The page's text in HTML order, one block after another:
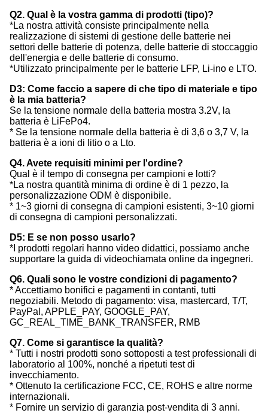
Q2. Qual è la vostra gamma di prodotti (tipo)?
*La nostra attività consiste principalmente nella
realizzazione di sistemi di gestione delle batterie nei
settori delle batterie di potenza, delle batterie di stoccaggio
dell'energia e delle batterie di consumo.
*Utilizzato principalmente per le batterie LFP, Li-ino e LTO.
D3: Come faccio a sapere di che tipo di materiale e tipo
è la mia batteria?
Se la tensione normale della batteria mostra 3.2V, la
batteria è LiFePo4.
* Se la tensione normale della batteria è di 3,6 o 3,7 V, la
batteria è a ioni di litio o a Lto.
Q4. Avete requisiti minimi per l'ordine?
Qual è il tempo di consegna per campioni e lotti?
*La nostra quantità minima di ordine è di 1 pezzo, la
personalizzazione ODM è disponibile.
* 1~3 giorni di consegna di campioni esistenti, 3~10 giorni
di consegna di campioni personalizzati.
D5: E se non posso usarlo?
*I prodotti regolari hanno video didattici, possiamo anche
supportare la guida di videochiamata online da ingegneri.
Q6. Quali sono le vostre condizioni di pagamento?
* Accettiamo bonifici e pagamenti in contanti, tutti
negoziabili. Metodo di pagamento: visa, mastercard, T/T,
PayPal, APPLE_PAY, GOOGLE_PAY,
GC_REAL_TIME_BANK_TRANSFER, RMB
Q7. Come si garantisce la qualità?
* Tutti i nostri prodotti sono sottoposti a test professionali di
laboratorio al 100%, nonché a ripetuti test di
invecchiamento.
* Ottenuto la certificazione FCC, CE, ROHS e altre norme
internazionali.
* Fornire un servizio di garanzia post-vendita di 3 anni.